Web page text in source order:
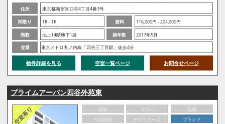
住所
東京都新宿区四谷4丁目4番3号
間取り
1R - 1R 賃料
116,000円 - 204,000円
階数
地上14階地下1建 築年数
2017年5月
交通
東京メトロ丸ノ内線「四谷三丁目駅」徒歩4分
物件詳細を見る 空室一覧ページ お問合せページ
プライムアーバン四谷外苑東
新築 タワー
低層
分譲賃貸
デザイナーズ
ブランド